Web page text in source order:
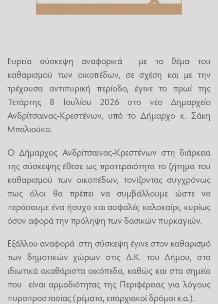
Ευρεία σύσκεψη αναφορικά με το θέμα του
καθαρισμού των οικοπέδων, σε σχέση και με την
τρέχουσα αντιπυρική περίοδο, έγινε το πρωί της
Τετάρτης 8 Ιουλίου 2026 στο νέο Δημαρχείο
Ανδρίτσαινας-Κρεστένων, υπό το Δήμαρχο κ. Σάκη
Μπαλιούκο.
Ο Δήμαρχος Ανδρίτσαινας-Κρεστένων στη διάρκεια
της σύσκεψης έθεσε ως προτεραιότητα το ζήτημα του
καθαρισμού των οικοπέδων, τονίζοντας συγχρόνως
πως όλοι θα πρέπει να συμβάλλουμε ώστε να
περάσουμε ένα ήσυχο και ασφαλές καλοκαίρι, κυρίως
όσον αφορά την πρόληψη των δασικών πυρκαγιών.
Εξάλλου αναφορά στη σύσκεψη έγινε στον καθαρισμό
των δημοτικών χώρων στις Δ.Κ. του Δήμου, στα
ιδιωτικά ακαθάριστα οικόπεδα, καθώς και στα σημεία
που είναι αρμοδιότητας της Περιφέρειας για λόγους
πυροπροστασίας (ρέματα, επαρχιακοί δρόμοι κ.α.).